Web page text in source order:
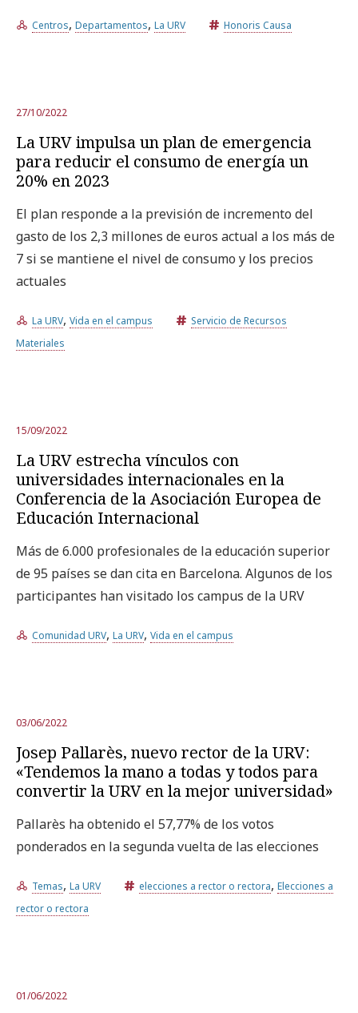
Centros, Departamentos, La URV Honoris Causa
27/10/2022
La URV impulsa un plan de emergencia
para reducir el consumo de energía un
20% en 2023
El plan responde a la previsión de incremento del
gasto de los 2,3 millones de euros actual a los más de
7 si se mantiene el nivel de consumo y los precios
actuales
La URV, Vida en el campus
Servicio de Recursos
Materiales
15/09/2022
La URV estrecha vínculos con
universidades internacionales en la
Conferencia de la Asociación Europea de
Educación Internacional
Más de 6.000 profesionales de la educación superior
de 95 países se dan cita en Barcelona. Algunos de los
participantes han visitado los campus de la URV
Comunidad URV, La URV, Vida en el campus
03/06/2022
Josep Pallarès, nuevo rector de la URV:
«Tendemos la mano a todas y todos para
convertir la URV en la mejor universidad»
Pallarès ha obtenido el 57,77% de los votos
ponderados en la segunda vuelta de las elecciones
Temas, La URV elecciones a rector o rectora, Elecciones a
rector o rectora
01/06/2022